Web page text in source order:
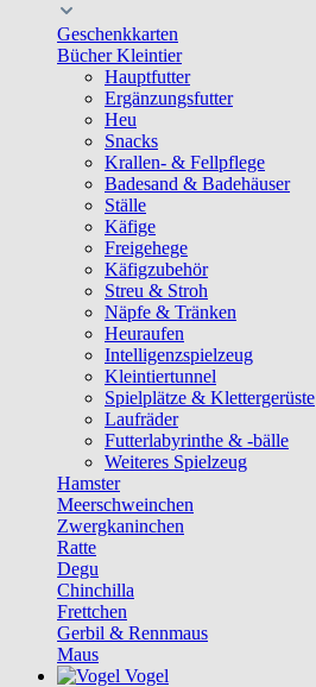
Geschenkkarten
Bücher Kleintier
Hauptfutter
Ergänzungsfutter
Heu
Snacks
Krallen- & Fellpflege
Badesand & Badehäuser
Ställe
Käfige
Freigehege
Käfigzubehör
Streu & Stroh
Näpfe & Tränken
Heuraufen
Intelligenzspielzeug
Kleintiertunnel
Spielplätze & Klettergerüste
Laufräder
Futterlabyrinthe & -bälle
Weiteres Spielzeug
Hamster
Meerschweinchen
Zwergkaninchen
Ratte
Degu
Chinchilla
Frettchen
Gerbil & Rennmaus
Maus
Vogel